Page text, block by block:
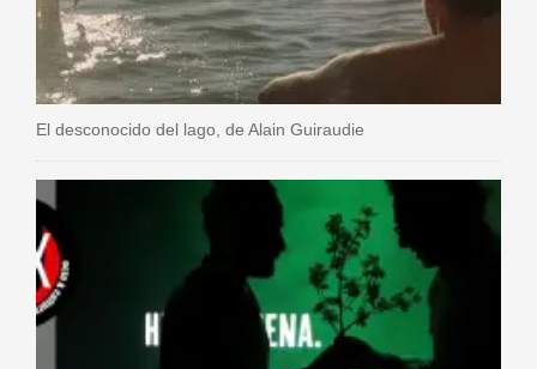
El desconocido del lago, de Alain Guiraudie